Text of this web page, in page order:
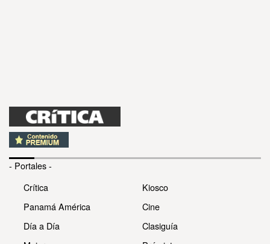
- Portales -
Crítica
Panamá América
Día a Día
Kiosco
Cine
Clasiguía